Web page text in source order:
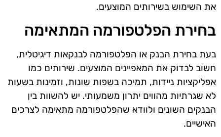
את השימוש בשירותים המוצעים.
בחירת הפלטפורמה המתאימה
בעת בחירת הבנק או הפלטפורמה לבנקאות דיגיטלית,
חשוב לבדוק את המאפיינים המוצעים. שירותים כמו
אפליקציות ניידות, תמיכה בשפות שונות, וזמינות בשעות
לא שגרתיות מהווים יתרון משמעותי. יש להשוות בין
הבנקים השונים ולוודא שהפלטפורמה מתאימה לצרכים
האישיים.